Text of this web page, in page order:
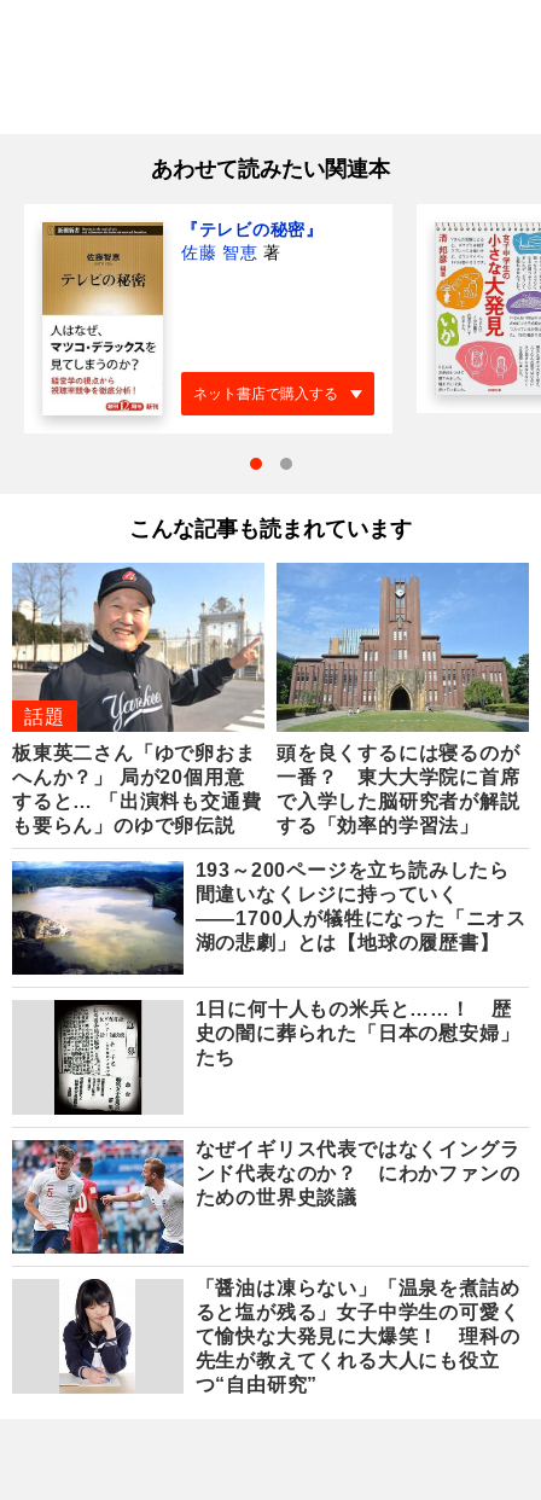
あわせて読みたい関連本
『テレビの秘密』
佐藤 智恵 著
ネット書店で購入する
こんな記事も読まれています
話題
板東英二さん「ゆで卵おま
へんか？」 局が20個用意
すると… 「出演料も交通費
も要らん」のゆで卵伝説
頭を良くするには寝るのが
一番？ 東大大学院に首席
で入学した脳研究者が解説
する「効率的学習法」
193～200ページを立ち読みしたら
間違いなくレジに持っていく
――1700人が犠牲になった「ニオス
湖の悲劇」とは【地球の履歴書】
1日に何十人もの米兵と……！ 歴
史の闇に葬られた「日本の慰安婦」
たち
なぜイギリス代表ではなくイングラ
ンド代表なのか？ にわかファンの
ための世界史談議
「醤油は凍らない」「温泉を煮詰め
ると塩が残る」女子中学生の可愛く
て愉快な大発見に大爆笑！ 理科の
先生が教えてくれる大人にも役立
つ“自由研究”